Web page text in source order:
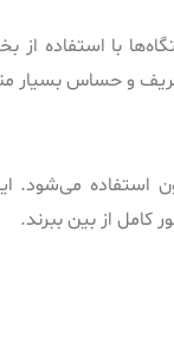
با استفاده از
ظریف و حساس
استفاده می‌شود.
کامل از بین ببرند.